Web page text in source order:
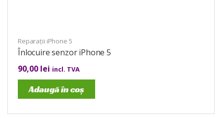
Reparații iPhone 5
Înlocuire senzor iPhone 5
90,00 lei incl. TVA
Adaugă în coș